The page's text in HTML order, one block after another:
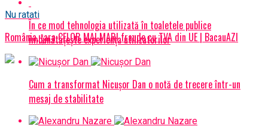
Nu ratati
România, țara CELOR MAI MARI fraude cu TVA din UE | BacauAZI
În ce mod tehnologia utilizată în toaletele publice
îmbunătățește experiența utilizatorilor
Cum a transformat Nicușor Dan o notă de trecere într-un
mesaj de stabilitate